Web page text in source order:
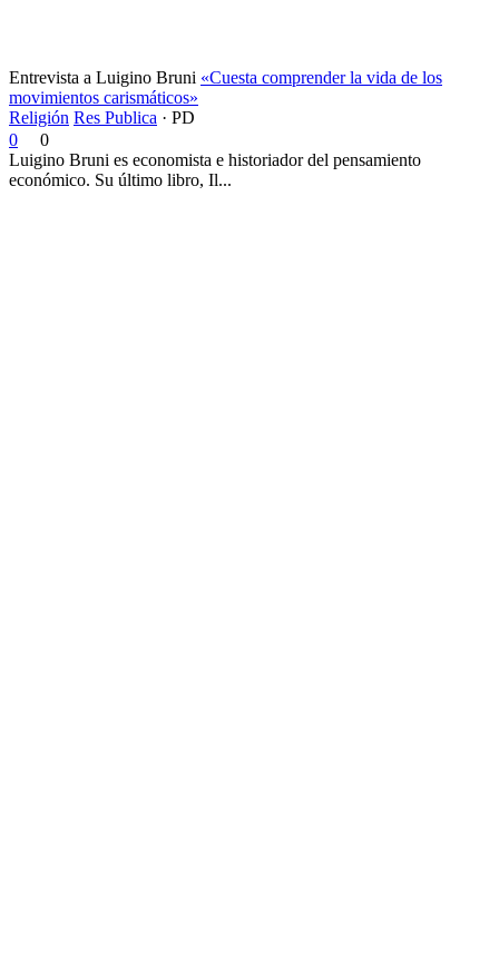
Entrevista a Luigino Bruni «Cuesta comprender la vida de los
movimientos carismáticos»
Religión Res Publica · PD
0
0
Luigino Bruni es economista e historiador del pensamiento
económico. Su último libro, Il...